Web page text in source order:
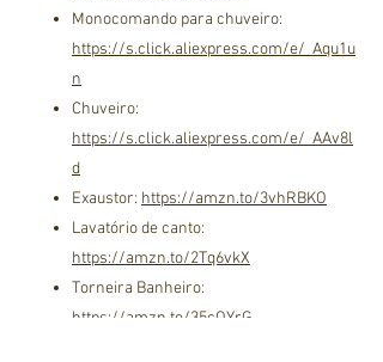
Monocomando para chuveiro:
https://s.click.aliexpress.com/e/_Aqu1u
n
Chuveiro:
https://s.click.aliexpress.com/e/_AAv8l
d
Exaustor: https://amzn.to/3vhRBKO
Lavatório de canto:
https://amzn.to/2Tq6vkX
Torneira Banheiro:
https://amzn.to/35cQYrG